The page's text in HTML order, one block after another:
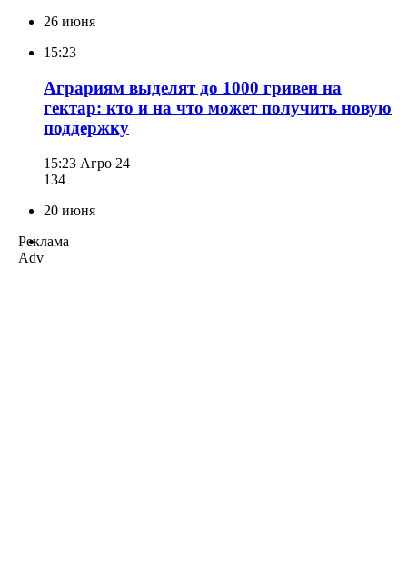
26 июня
15:23
Аграриям выделят до 1000 гривен на
гектар: кто и на что может получить новую
поддержку
15:23 Агро 24
134
20 июня
Реклама
Adv